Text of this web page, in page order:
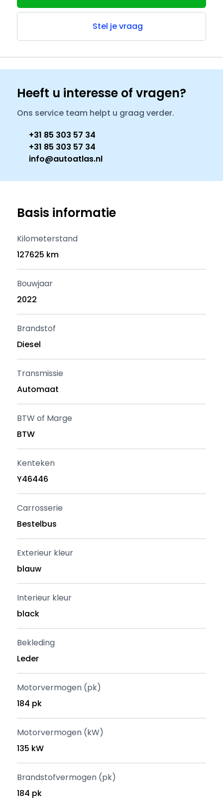
Stel je vraag
Heeft u interesse of vragen?
Ons service team helpt u graag verder.
+31 85 303 57 34
+31 85 303 57 34
info@autoatlas.nl
Basis informatie
Kilometerstand
127625 km
Bouwjaar
2022
Brandstof
Diesel
Transmissie
Automaat
BTW of Marge
BTW
Kenteken
Y46446
Carrosserie
Bestelbus
Exterieur kleur
blauw
Interieur kleur
black
Bekleding
Leder
Motorvermogen (pk)
184 pk
Motorvermogen (kW)
135 kW
Brandstofvermogen (pk)
184 pk